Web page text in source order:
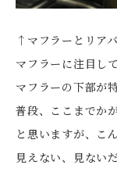
↑マフラーとリア
マフラーに注目し
マフラーの下部が
普段、ここまでか
と思いますが、こ
見えない、見ない